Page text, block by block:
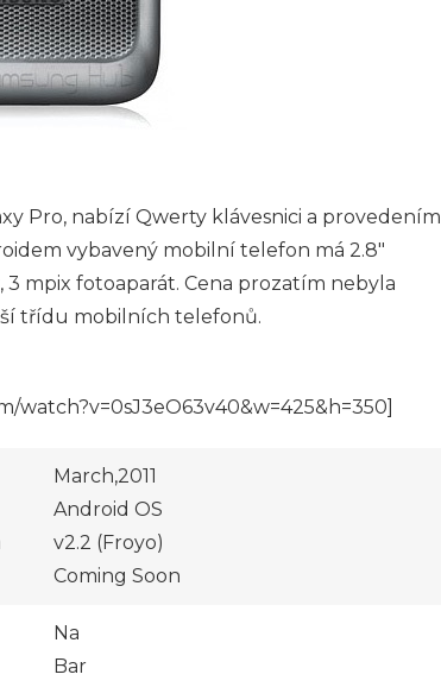
Pro, nabízí Qwerty klávesnici a provedením
vybavený mobilní telefon má 2.8″
mpix fotoaparát. Cena prozatím nebyla
třídu mobilních telefonů.
March,2011
Android OS
v2.2 (Froyo)
Coming Soon
Na
Bar